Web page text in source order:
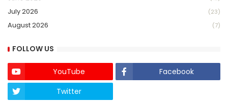
July 2026 (23)
August 2026 (7)
FOLLOW US
YouTube
Facebook
Twitter